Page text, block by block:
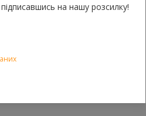
на нашу розсилку!